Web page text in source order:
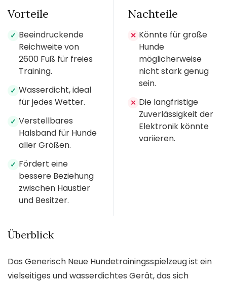
Vorteile
✓ Beeindruckende
Reichweite von
2600 Fuß für freies
Training.
✓ Wasserdicht, ideal
für jedes Wetter.
✓ Verstellbares
Halsband für Hunde
aller Größen.
✓ Fördert eine
bessere Beziehung
zwischen Haustier
und Besitzer.
Nachteile
✕ Könnte für große
Hunde
möglicherweise
nicht stark genug
sein.
✕ Die langfristige
Zuverlässigkeit der
Elektronik könnte
variieren.
Überblick
Das Generisch Neue Hundetrainingsspielzeug ist ein
vielseitiges und wasserdichtes Gerät, das sich